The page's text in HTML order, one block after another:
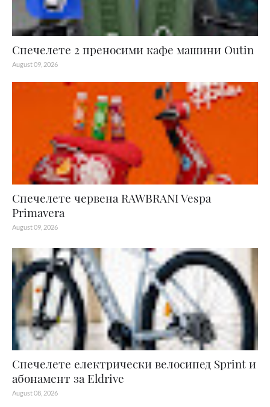
Спечелете 2 преносими кафе машини Outin
August 09, 2026
Спечелете червена RAWBRANI Vespa
Primavera
August 09, 2026
Спечелете електрически велосипед Sprint и
абонамент за Eldrive
August 08, 2026